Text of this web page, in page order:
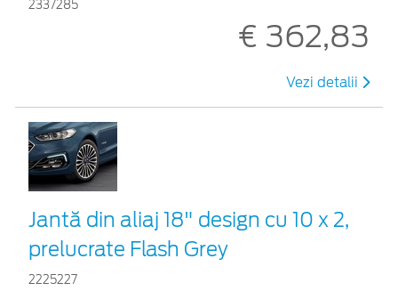
2337285
€ 362,83
Vezi detalii
Jantă din aliaj 18" design cu 10 x 2,
prelucrate Flash Grey
2225227